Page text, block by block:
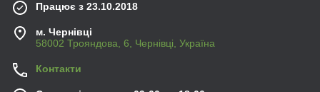
Працює з 23.10.2018
м. Чернівці
58002 Трояндова, 6, Чернівці, Україна
Контакти